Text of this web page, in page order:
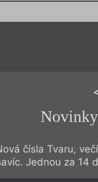
čísla Tvaru,
Jednou za 14